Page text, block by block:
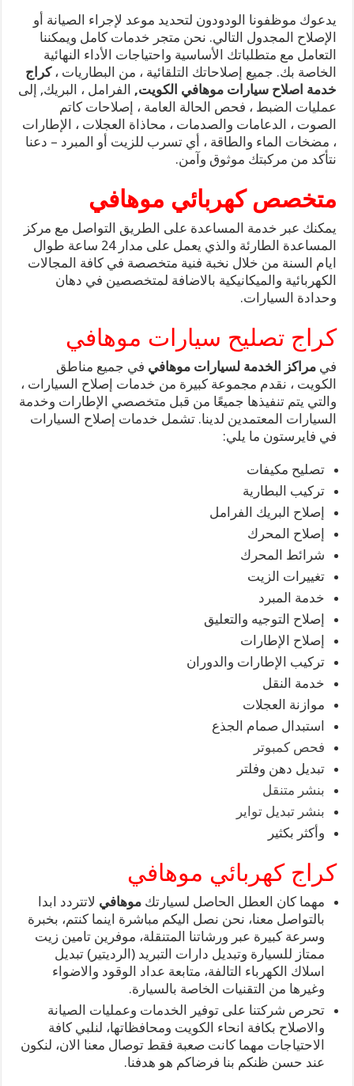
يدعوك موظفونا الودودون لتحديد موعد لإجراء الصيانة أو
الإصلاح المجدول التالي. نحن متجر خدمات كامل ويمكننا
التعامل مع متطلباتك الأساسية واحتياجات الأداء النهائية
الخاصة بك. جميع إصلاحاتك التلقائية ، من البطاريات ،كراج
خدمة اصلاح سيارات موهافي الكويت, الفرامل ، البريك, إلى
عمليات الضبط ، فحص الحالة العامة ، إصلاحات كاتم
الصوت ، الدعامات والصدمات ، محاذاة العجلات ، الإطارات
، مضخات الماء والطاقة ، أي تسرب للزيت أو المبرد – دعنا
نتأكد من مركبتك موثوق وآمن.
متخصص كهربائي موهافي
يمكنك عبر خدمة المساعدة على الطريق التواصل مع مركز
المساعدة الطارئة والذي يعمل على مدار 24 ساعة طوال
ايام السنة من خلال نخبة فنية متخصصة في كافة المجالات
الكهربائية والميكانيكية بالاضافة لمتخصصين في دهان
وحدادة السيارات.
كراج تصليح سيارات موهافي
فيمراكز الخدمة لسيارات موهافي في جميع مناطق
الكويت ، نقدم مجموعة كبيرة من خدمات إصلاح السيارات ،
والتي يتم تنفيذها جميعًا من قبل متخصصي الإطارات وخدمة
السيارات المعتمدين لدينا. تشمل خدمات إصلاح السيارات
في فايرستون ما يلي:
تصليح مكيفات
تركيب البطارية
إصلاح البريك الفرامل
إصلاح المحرك
شرائط المحرك
تغييرات الزيت
خدمة المبرد
إصلاح التوجيه والتعليق
إصلاح الإطارات
تركيب الإطارات والدوران
خدمة النقل
موازنة العجلات
استبدال صمام الجذع
فحص كمبوتر
تبديل دهن وفلتر
بنشر متنقل
بنشر تبديل تواير
وأكثر بكثير
كراج كهربائي موهافي
مهما كان العطل الحاصل لسيارتك موهافي لاتتردد ابدا
بالتواصل معنا، نحن نصل اليكم مباشرة اينما كنتم، بخبرة
وسرعة كبيرة عبر ورشاتنا المتنقلة، موفرين تامين زيت
ممتاز للسيارة وتبديل دارات التبريد (الرديتير) تبديل
اسلاك الكهرباء التالفة، متابعة عداد الوقود والاضواء
وغيرها من التقنيات الخاصة بالسيارة.
تحرص شركتنا على توفير الخدمات وعمليات الصيانة
والاصلاح بكافة انحاء الكويت ومحافظاتها، لنلبي كافة
الاحتياجات مهما كانت صعبة فقط توصال معنا الان، لنكون
عند حسن ظنكم بنا فرضاكم هو هدفنا.